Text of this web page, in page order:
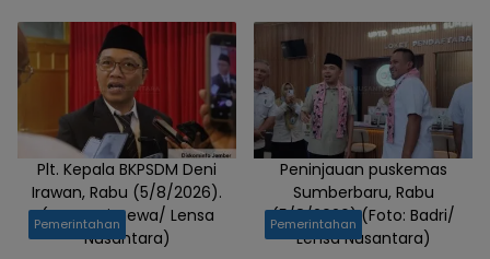
Ditingkatkan
Plt. Kepala BKPSDM Deni
Irawan, Rabu (5/8/2026).
(Foto: Istimewa/ Lensa
Nusantara)
Pemerintahan
Peninjauan puskemas
Sumberbaru, Rabu
(5/8/2026).(Foto: Badri/
Lensa Nusantara)
Pemerintahan